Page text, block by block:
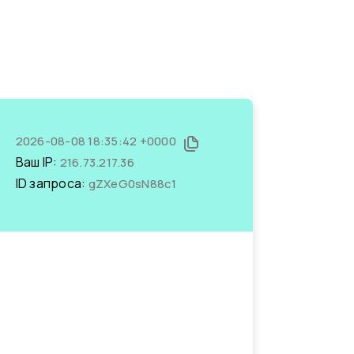
2026-08-08 18:35:42 +0000
Ваш IP: 216.73.217.36
ID запроса: gZXeG0sN88c1